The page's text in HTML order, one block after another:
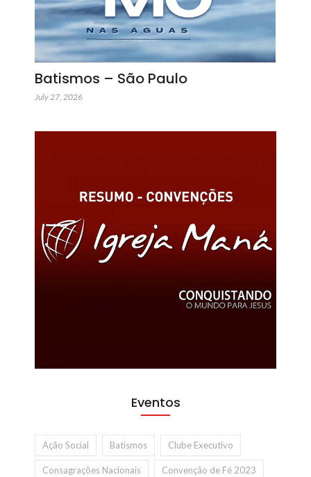
Batismos – São Paulo
July 27, 2026
Eventos
Ação Social Batismos Clube Executivo
Consagrações Nacionais Convenção de Fé 2023